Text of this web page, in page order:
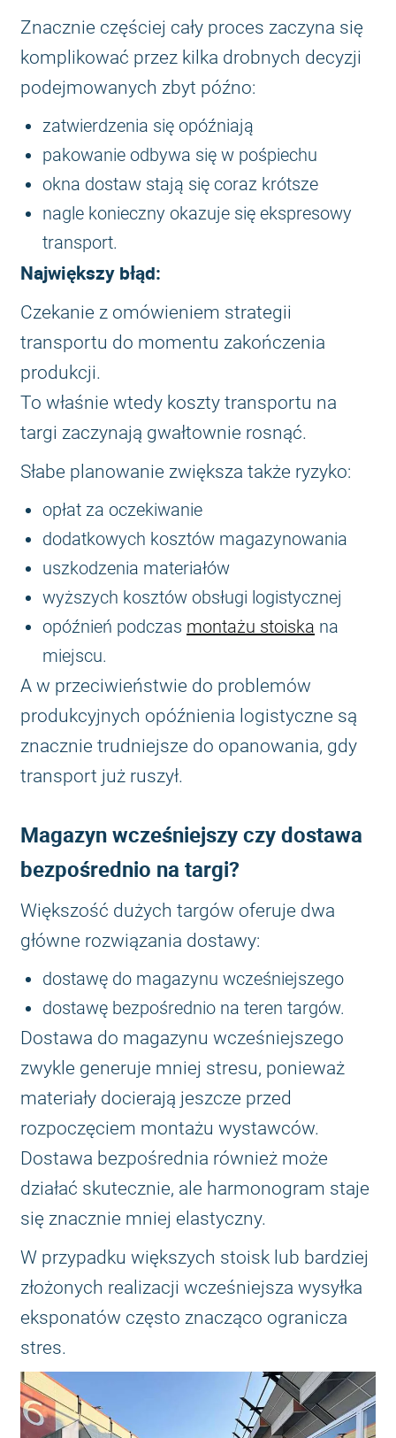
Znacznie częściej cały proces zaczyna się
komplikować przez kilka drobnych decyzji
podejmowanych zbyt późno:
zatwierdzenia się opóźniają
pakowanie odbywa się w pośpiechu
okna dostaw stają się coraz krótsze
nagle konieczny okazuje się ekspresowy
transport.
Największy błąd:
Czekanie z omówieniem strategii
transportu do momentu zakończenia
produkcji.
To właśnie wtedy koszty transportu na
targi zaczynają gwałtownie rosnąć.
Słabe planowanie zwiększa także ryzyko:
opłat za oczekiwanie
dodatkowych kosztów magazynowania
uszkodzenia materiałów
wyższych kosztów obsługi logistycznej
opóźnień podczas montażu stoiska na
miejscu.
A w przeciwieństwie do problemów
produkcyjnych opóźnienia logistyczne są
znacznie trudniejsze do opanowania, gdy
transport już ruszył.
Magazyn wcześniejszy czy dostawa
bezpośrednio na targi?
Większość dużych targów oferuje dwa
główne rozwiązania dostawy:
dostawę do magazynu wcześniejszego
dostawę bezpośrednio na teren targów.
Dostawa do magazynu wcześniejszego
zwykle generuje mniej stresu, ponieważ
materiały docierają jeszcze przed
rozpoczęciem montażu wystawców.
Dostawa bezpośrednia również może
działać skutecznie, ale harmonogram staje
się znacznie mniej elastyczny.
W przypadku większych stoisk lub bardziej
złożonych realizacji wcześniejsza wysyłka
eksponatów często znacząco ogranicza
stres.